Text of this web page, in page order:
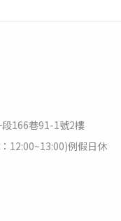
166巷91-1號2樓
12:00~13:00)例假日休